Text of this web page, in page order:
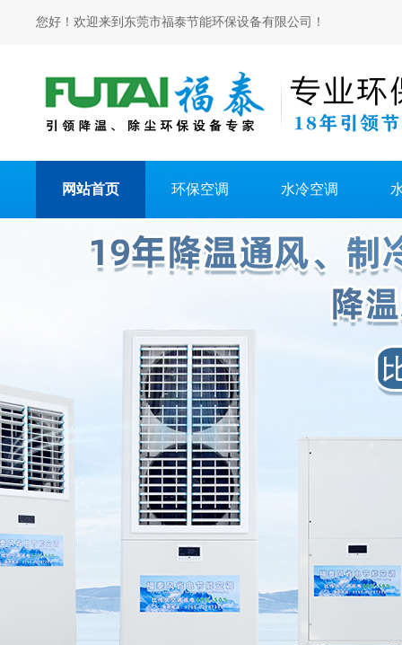
您好！欢迎来到东莞市福泰节能环保设备有限公司！
网站首页 环保空调 水冷空调